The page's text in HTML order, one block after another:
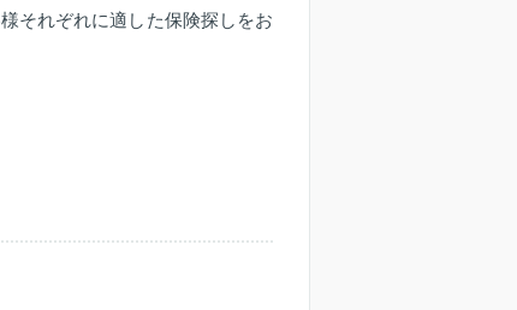
それぞれに適した保険探しをお